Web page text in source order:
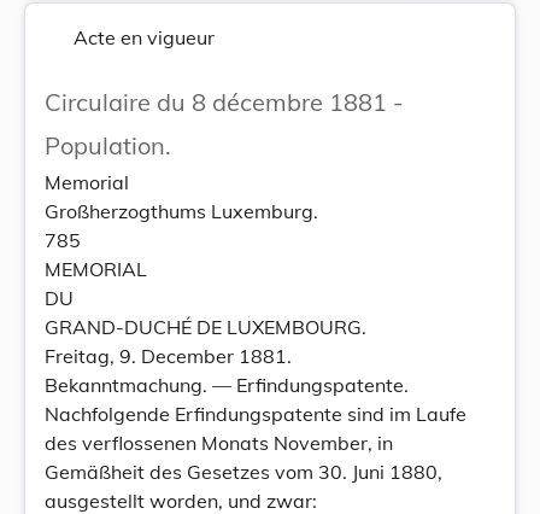
Acte en vigueur
Circulaire du 8 décembre 1881 -
Population.
Memorial
Großherzogthums Luxemburg.
785
MEMORIAL
DU
GRAND-DUCHÉ DE LUXEMBOURG.
Freitag, 9. December 1881.
Bekanntmachung. — Erfindungspatente.
Nachfolgende Erfindungspatente sind im Laufe
des verflossenen Monats November, in
Gemäßheit des Gesetzes vom 30. Juni 1880,
ausgestellt worden, und zwar: